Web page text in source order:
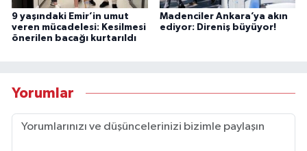
9 yaşındaki Emir’in umut
veren mücadelesi: Kesilmesi
önerilen bacağı kurtarıldı
Madenciler Ankara’ya akın
ediyor: Direniş büyüyor!
Yorumlar